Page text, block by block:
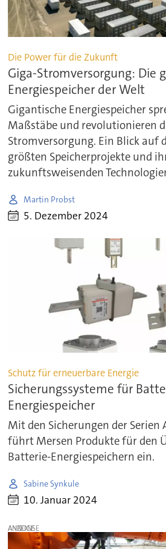
Die Power für die Zukunft
Giga-Stromversorgung: Die
Energiespeicher der Welt
Gigantische Energiespeicher
Maßstäbe und revolutionieren
Stromversorgung. Ein Blick auf
größten Speicherprojekte und
zukunftsweisenden
Martin Probst
5. Dezember 2024
Schutz für erneuerbare Energie
Sicherungssysteme für
Energiespeicher
Mit den Sicherungen der Serien
führt Mersen Produkte für den
Batterie-Energiespeichern ein.
Sabine Synkule
10. Januar 2024
ANZEIGE